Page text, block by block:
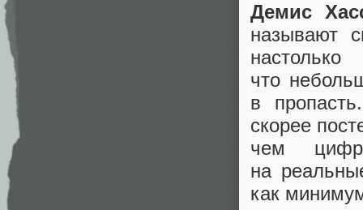
Демис
называют
что
в
скорее
чем
на
как